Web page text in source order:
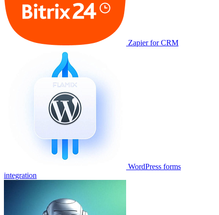
Zapier for CRM
WordPress forms
integration